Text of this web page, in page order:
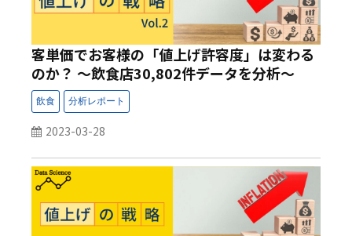
客単価でお客様の「値上げ許容度」は変わる
のか？ ～飲食店30,802件データを分析～
2023-03-28